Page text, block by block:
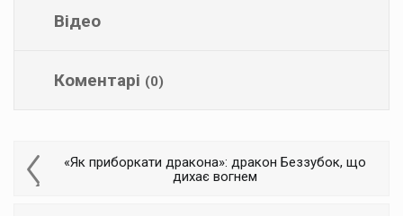
Відео
Коментарі (0)
«Як приборкати дракона»: дракон Беззубок, що
дихає вогнем